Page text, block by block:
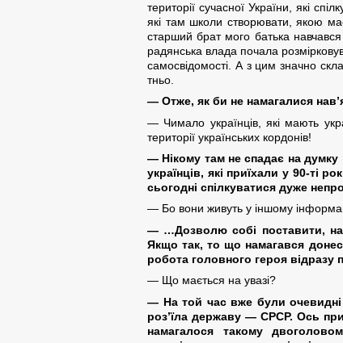
території сучасної України, які
які там школи створювати, якою
старший брат мого батька
радянська влада почала
самосвідомості. А з цим значно
тньо.
— Отже, як би не намагалися
— Чимало українців, які мають
території українських кордонів!
— Нікому там не спадає на думку
українців, які приїхали у 90-ті
сьогодні спілкуватися дуже
— Бо вони живуть у іншому
— …Дозволю собі поставити, на
Якщо так, то що намагався
робота головного героя відразу
— Що мається на увазі?
— На той час вже були очевидні
роз’їла державу — СРСР. Ось
намагалося такому